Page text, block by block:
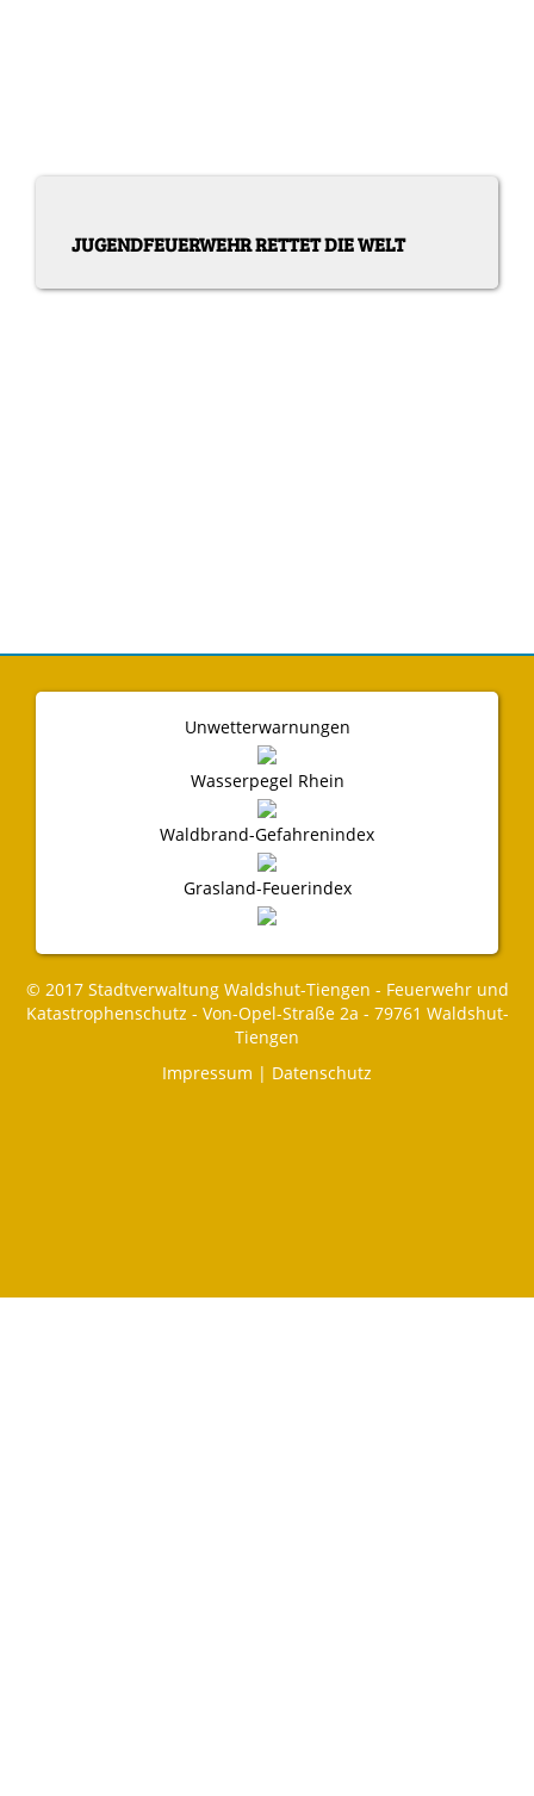
JUGENDFEUERWEHR RETTET DIE WELT
Unwetterwarnungen
Wasserpegel Rhein
Waldbrand-Gefahrenindex
Grasland-Feuerindex
© 2017 Stadtverwaltung Waldshut-Tiengen - Feuerwehr und
Katastrophenschutz - Von-Opel-Straße 2a - 79761 Waldshut-
Tiengen
Impressum | Datenschutz